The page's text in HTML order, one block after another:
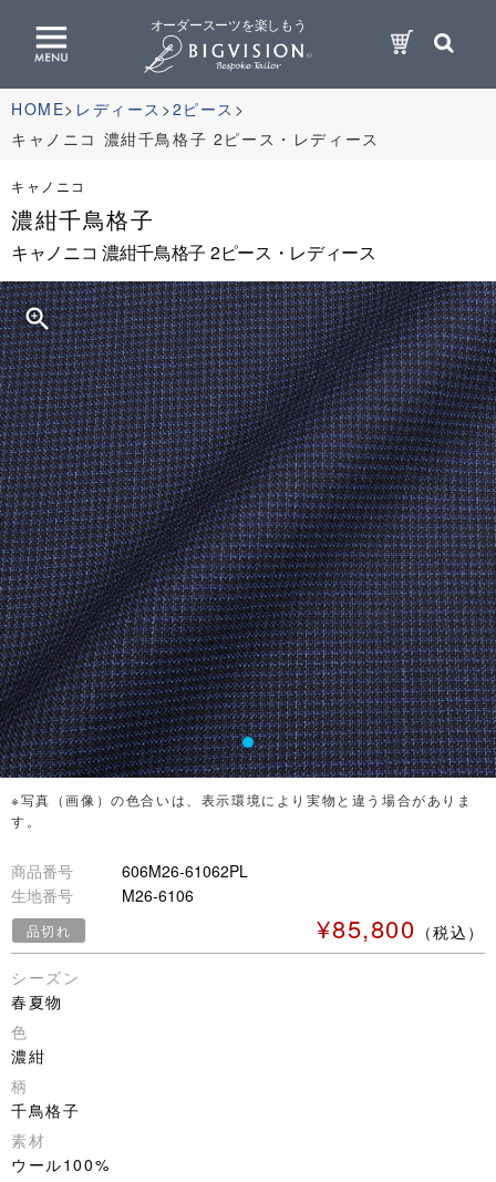
オーダースーツを楽しもう
HOME レディース
2ピース
キャノニコ 濃紺千鳥格子 2ピース・レディース
キャノニコ
濃紺千鳥格子
キャノニコ 濃紺千鳥格子 2ピース・レディース
zoom_in
※写真（画像）の色合いは、表示環境により実物と違う場合がありま
す。
商品番号
606M26-61062PL
生地番号
M26-6106
¥85,800 （税込）
品切れ
シーズン
春夏物
色
濃紺
柄
千鳥格子
素材
ウール100%